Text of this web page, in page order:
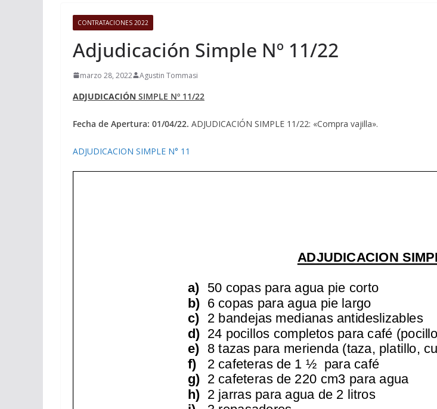
CONTRATACIONES 2022
Adjudicación Simple Nº 11/22
marzo 28, 2022 Agustin Tommasi
ADJUDICACIÓN SIMPLE Nº 11/22
Fecha de Apertura: 01/04/22. ADJUDICACIÓN SIMPLE 11/22: «Compra vajilla».
ADJUDICACION SIMPLE N° 11